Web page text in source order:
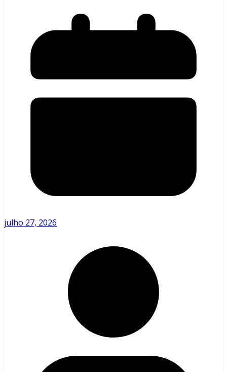
julho 27, 2026